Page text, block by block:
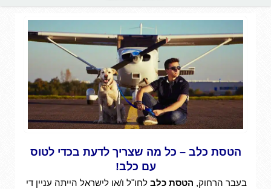
הטסת כלב – כל מה שצריך לדעת בכדי לטוס
עם כלב!
בעבר הרחוק, הטסת כלב לחו"ל ו/או לישראל הייתה עניין די